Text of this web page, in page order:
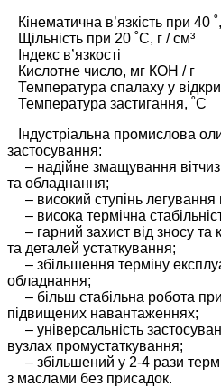
Кінематична в’язкість
Щільність при 20
Індекс
Кислотне число,
Температура спалаху у
Температура
Індустріальна промислова
застосування:
– надійне змащування
та обладнання;
– високий ступінь легування
– висока термічна
– гарний захист від зносу та
та деталей устаткування;
– збільшення терміну
обладнання;
– більш стабільна робота
підвищених навантаженнях;
– універсальність
вузлах промустаткування;
– збільшений у 2-4 рази
з маслами без присадок.